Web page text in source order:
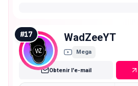
#17 WadZeeYT
Mega
Obtenir l'e-mail